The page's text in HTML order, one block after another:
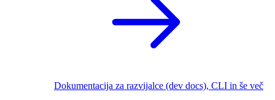
Dokumentacija za razvijalce (dev docs), CLI in še več